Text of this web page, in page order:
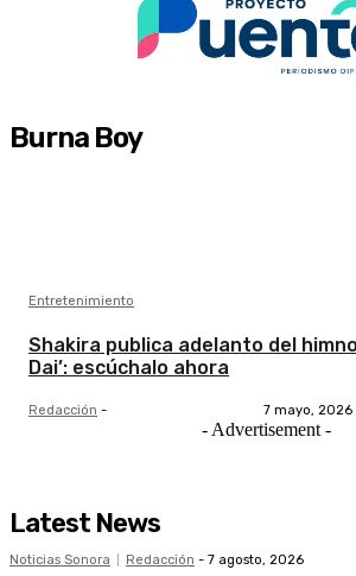
Burna Boy
Entretenimiento
Shakira publica adelanto del
Dai’: escúchalo ahora
Redacción - 7 mayo, 2026
- Advertisement -
Latest News
Noticias Sonora Redacción - 7 agosto, 2026